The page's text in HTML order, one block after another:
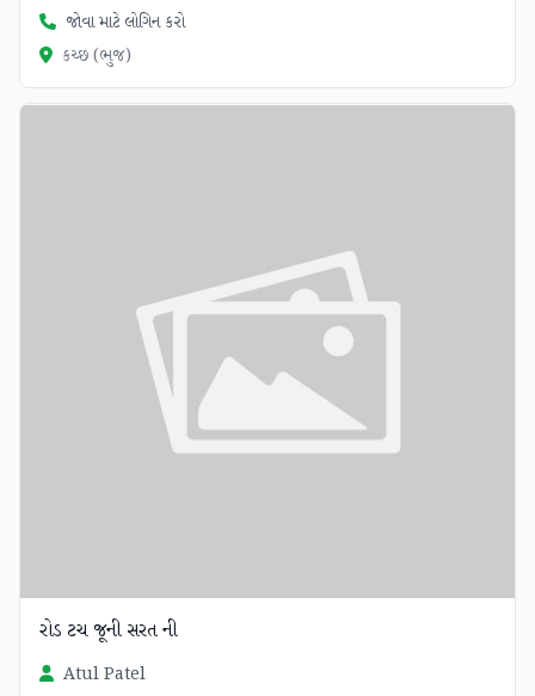
જોવા માટે લોગિન કરો
કચ્છ (ભુજ)
રોડ ટચ જૂની સરત ની
Atul Patel